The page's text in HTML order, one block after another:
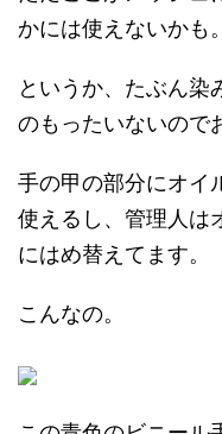
かには使えないかも。
というか、たぶん染
のもったいないので
手の甲の部分にオイ
使えるし、管理人は
にはめ替えてます。
こんなの。